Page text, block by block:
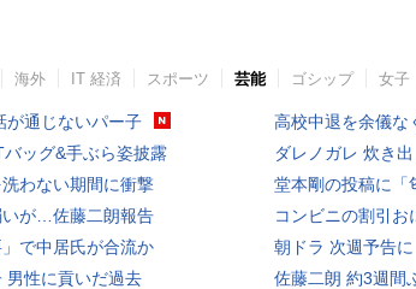
海外 IT 経済 スポーツ 芸能 ゴシップ 女子
が通じないパー子
ッグ&手ぶら姿披露
わない期間に衝撃
いが…佐藤二朗報告
」で中居氏が合流か
男性に貢いだ過去
高校中退を余儀な
ダレノガレ 炊き
堂本剛の投稿に「
コンビニの割引お
朝ドラ 次週予告に
佐藤二朗 約3週間